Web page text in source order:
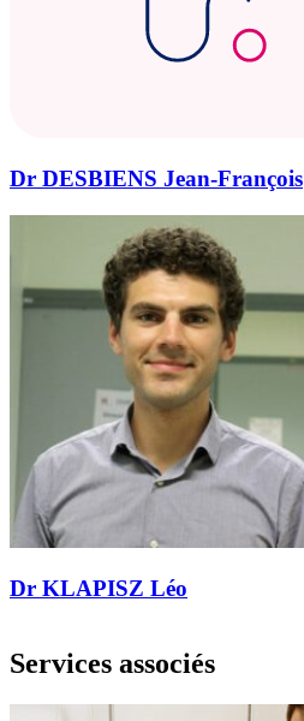
Dr DESBIENS Jean-François
Dr KLAPISZ Léo
Services associés